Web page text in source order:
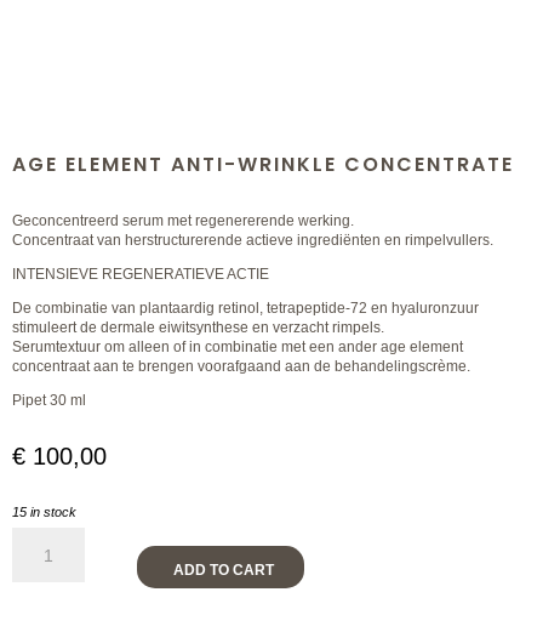
AGE ELEMENT ANTI-WRINKLE CONCENTRATE
Geconcentreerd serum met regenererende werking.
Concentraat van herstructurerende actieve ingrediënten en rimpelvullers.
INTENSIEVE REGENERATIEVE ACTIE
De combinatie van plantaardig retinol, tetrapeptide-72 en hyaluronzuur
stimuleert de dermale eiwitsynthese en verzacht rimpels.
Serumtextuur om alleen of in combinatie met een ander age element
concentraat aan te brengen voorafgaand aan de behandelingscrème.
Pipet 30 ml
€ 100,00
15 in stock
Element
ADD TO CART